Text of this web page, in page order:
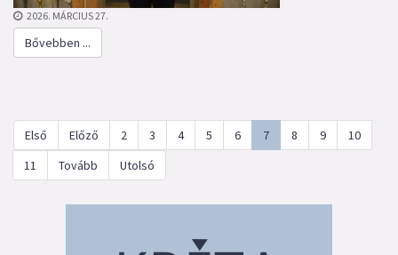
2026. MÁRCIUS 27.
Bővebben ...
Első Előző 2 3 4 5 6 7 8 9
10
11
Tovább Utolsó